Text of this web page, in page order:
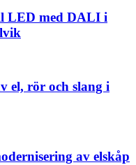
LED med DALI i
el, rör och slang i
av elskåp